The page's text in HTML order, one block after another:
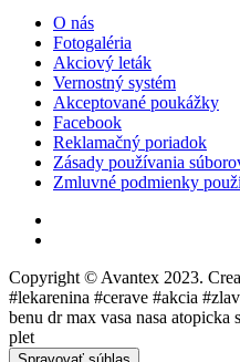
O nás
Fotogaléria
Akciový leták
Vernostný systém
Akceptované poukážky
Facebook
Reklamačný poriadok
Zásady používania
Zmluvné podmienky
Copyright © Avantex 2023.
#lekarenina #cerave #akcia
benu dr max vasa nasa atopicka
plet